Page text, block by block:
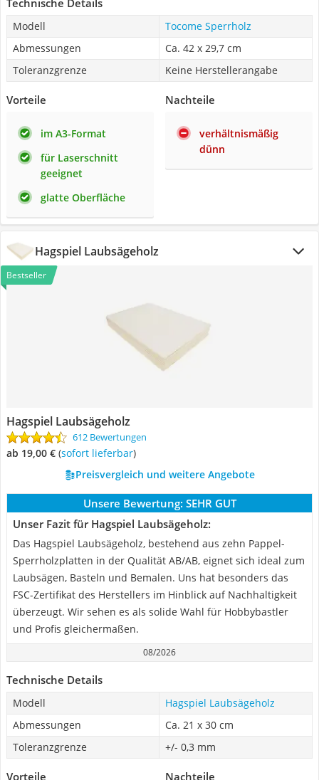
Technische Details
Modell
‎Tocome Sperrholz
Abmessungen
Ca. 42 x 29,7 cm
Toleranzgrenze
Keine Herstellerangabe
Vorteile
im A3-Format
für Laserschnitt
geeignet
glatte Oberfläche
Nachteile
verhältnismäßig
dünn
Hagspiel Laubsägeholz
Bestseller
Hagspiel Laubsägeholz
612 Bewertungen
ab 19,00 € ( Sofort lieferbar)
Preisvergleich und weitere Angebote
Unsere Bewertung: SEHR GUT
Unser Fazit für Hagspiel Laubsägeholz:
Das Hagspiel Laubsägeholz, bestehend aus zehn Pappel-
Sperrholzplatten in der Qualität AB/AB, eignet sich ideal zum
Laubsägen, Basteln und Bemalen. Uns hat besonders das
FSC-Zertifikat des Herstellers im Hinblick auf Nachhaltigkeit
überzeugt. Wir sehen es als solide Wahl für Hobbybastler
und Profis gleichermaßen.
08/2026
Technische Details
Modell
Hagspiel Laubsägeholz
Abmessungen
Ca. 21 x 30 cm
Toleranzgrenze
+/- 0,3 mm
Vorteile Nachteile